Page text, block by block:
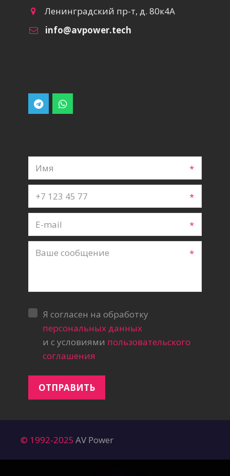
Ленинградский пр-т, д. 80к4А
info@avpower.tech
*
*
*
*
Я согласен на обработку
персональных данных
и с условиями пользовательского
соглашения
ОТПРАВИТЬ
© 1992-2025 AV Power